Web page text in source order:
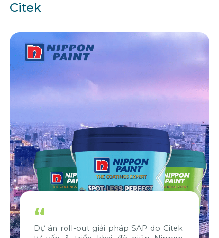
Citek
“
Dự án roll-out giải pháp SAP do Citek